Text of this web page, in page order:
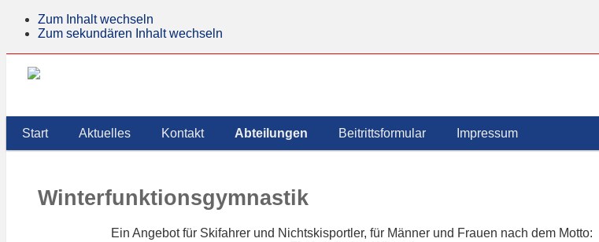
Zum Inhalt wechseln
Zum sekundären Inhalt wechseln
Start Aktuelles Kontakt Abteilungen Beitrittsformular Impressum
Winterfunktionsgymnastik
Ein Angebot für Skifahrer und Nichtskisportler, für Männer und Frauen nach dem Motto: